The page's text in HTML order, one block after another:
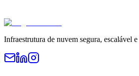
Infraestrutura de nuvem segura, escalável